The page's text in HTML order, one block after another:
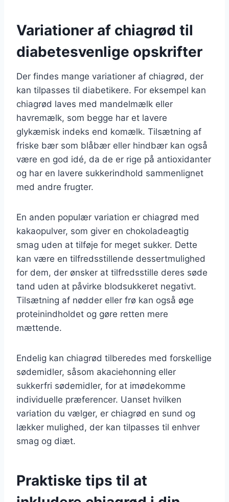
Variationer af chiagrød til
diabetesvenlige opskrifter
Der findes mange variationer af chiagrød, der
kan tilpasses til diabetikere. For eksempel kan
chiagrød laves med mandelmælk eller
havremælk, som begge har et lavere
glykæmisk indeks end komælk. Tilsætning af
friske bær som blåbær eller hindbær kan også
være en god idé, da de er rige på antioxidanter
og har en lavere sukkerindhold sammenlignet
med andre frugter.
En anden populær variation er chiagrød med
kakaopulver, som giver en chokoladeagtig
smag uden at tilføje for meget sukker. Dette
kan være en tilfredsstillende dessertmulighed
for dem, der ønsker at tilfredsstille deres søde
tand uden at påvirke blodsukkeret negativt.
Tilsætning af nødder eller frø kan også øge
proteinindholdet og gøre retten mere
mættende.
Endelig kan chiagrød tilberedes med forskellige
sødemidler, såsom akaciehonning eller
sukkerfri sødemidler, for at imødekomme
individuelle præferencer. Uanset hvilken
variation du vælger, er chiagrød en sund og
lækker mulighed, der kan tilpasses til enhver
smag og diæt.
Praktiske tips til at